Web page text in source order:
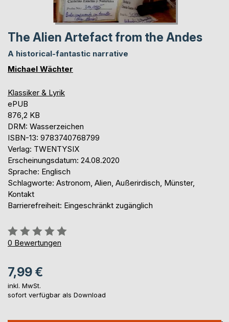
The Alien Artefact from the Andes
A historical-fantastic narrative
Michael Wächter
Klassiker & Lyrik
ePUB
876,2 KB
DRM: Wasserzeichen
ISBN-13: 9783740768799
Verlag: TWENTYSIX
Erscheinungsdatum: 24.08.2020
Sprache: Englisch
Schlagworte: Astronom, Alien, Außerirdisch, Münster,
Kontakt
Barrierefreiheit: Eingeschränkt zugänglich
Bewertung::
0%
0 Bewertungen
7,99 €
inkl. MwSt.
sofort verfügbar als Download